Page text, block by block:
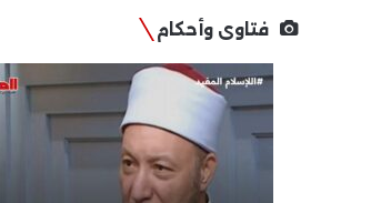
فتاوى وأحكام